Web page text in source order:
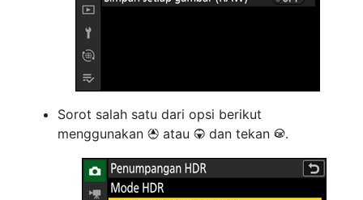
Sorot salah satu dari opsi berikut
menggunakan 1 atau 3 dan tekan J.